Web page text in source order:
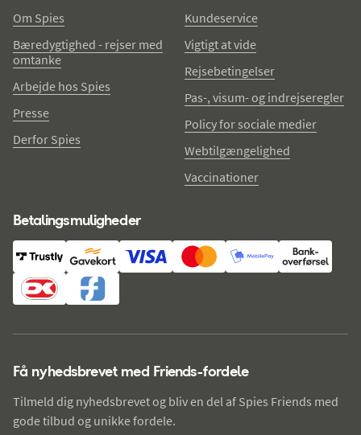
Om Spies
Bæredygtighed - rejser med
omtanke
Arbejde hos Spies
Presse
Derfor Spies
Kundeservice
Vigtigt at vide
Rejsebetingelser
Pas-, visum- og indrejseregler
Policy for sociale medier
Webtilgængelighed
Vaccinationer
Betalingsmuligheder
Få nyhedsbrevet med Friends-fordele
Tilmeld dig nyhedsbrevet og bliv en del af Spies Friends med
gode tilbud og unikke fordele.